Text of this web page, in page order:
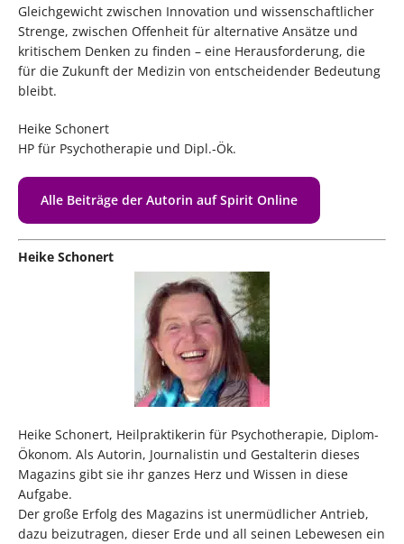
Gleichgewicht zwischen Innovation und wissenschaftlicher
Strenge, zwischen Offenheit für alternative Ansätze und
kritischem Denken zu finden – eine Herausforderung, die
für die Zukunft der Medizin von entscheidender Bedeutung
bleibt.
Heike Schonert
HP für Psychotherapie und Dipl.-Ök.
Alle Beiträge der Autorin auf Spirit Online
Heike Schonert
Heike Schonert, Heilpraktikerin für Psychotherapie, Diplom-
Ökonom. Als Autorin, Journalistin und Gestalterin dieses
Magazins gibt sie ihr ganzes Herz und Wissen in diese
Aufgabe.
Der große Erfolg des Magazins ist unermüdlicher Antrieb,
dazu beizutragen, dieser Erde und all seinen Lebewesen ein